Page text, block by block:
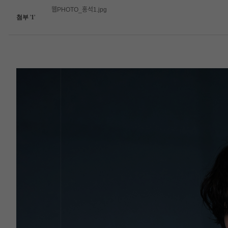
첨부 '1'
웹PHOTO_홍석1.jpg